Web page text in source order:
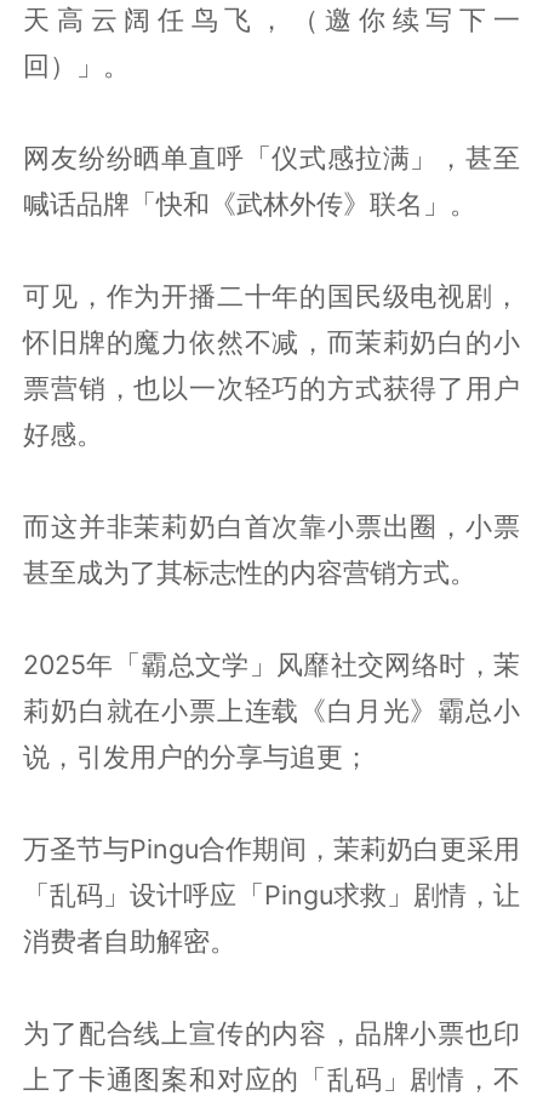
天高云阔任鸟飞，（邀你续写下一
回）」。
网友纷纷晒单直呼「仪式感拉满」，甚至
喊话品牌「快和《武林外传》联名」。
可见，作为开播二十年的国民级电视剧，
怀旧牌的魔力依然不减，而茉莉奶白的小
票营销，也以一次轻巧的方式获得了用户
好感。
而这并非茉莉奶白首次靠小票出圈，小票
甚至成为了其标志性的内容营销方式。
2025年「霸总文学」风靡社交网络时，茉
莉奶白就在小票上连载《白月光》霸总小
说，引发用户的分享与追更；
万圣节与Pingu合作期间，茉莉奶白更采用
「乱码」设计呼应「Pingu求救」剧情，让
消费者自助解密。
为了配合线上宣传的内容，品牌小票也印
上了卡通图案和对应的「乱码」剧情，不